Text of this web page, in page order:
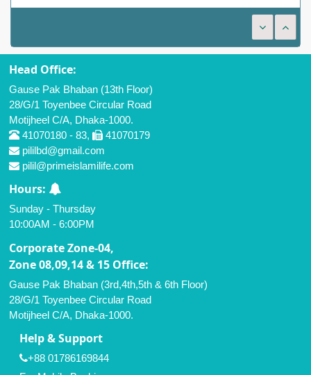
Head Office:
Gause Pak Bhaban (13th Floor)
28/G/1 Toyenbee Circular Road
Motijheel C/A, Dhaka-1000.
41070180 - 83,
41070179
pililbd@gmail.com
pilil@primeislamilife.com
Hours:
Sunday - Thursday
10:00AM - 6:00PM
Corporate Zone-04,
Zone 08,09,14 & 15 Office:
Gause Pak Bhaban (3rd,4th,5th & 6th Floor)
28/G/1 Toyenbee Circular Road
Motijheel C/A, Dhaka-1000.
Help & Support
+88 01786169844